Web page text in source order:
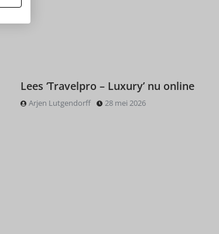
Lees ‘Travelpro – Luxury’ nu online
Arjen Lutgendorff 28 mei 2026